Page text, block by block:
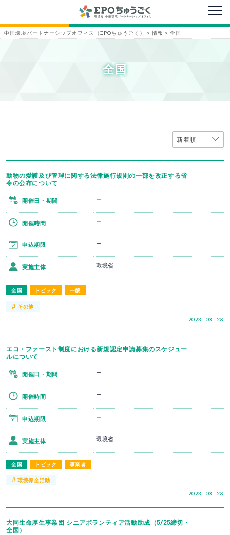
メニ
中国環境パートナーシップオフィス（EPOちゅうごく） > 情報 > 全国
全国
動物の愛護及び管理に関する法律施行規則の一部を改正する省
令の公布について
全国 トピック 一般
2023 . 03 . 28
開催日・期間 ー
開催時間 ー
申込期限 ー
実施主体 環境省
#その他
エコ・ファースト制度における新規認定申請募集のスケジュー
ルについて
全国 トピック 事業者
2023 . 03 . 28
開催日・期間 ー
開催時間 ー
申込期限 ー
実施主体 環境省
#環境保全活動
大同生命厚生事業団 シニアボランティア活動助成（5/25締切・
全国）